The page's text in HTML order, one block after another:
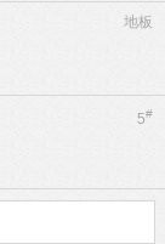
地板
5#